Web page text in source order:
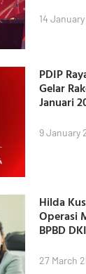
14
PDIP
Gelar
Januari
9 January
Hilda
Operasi
BPBD
27 March